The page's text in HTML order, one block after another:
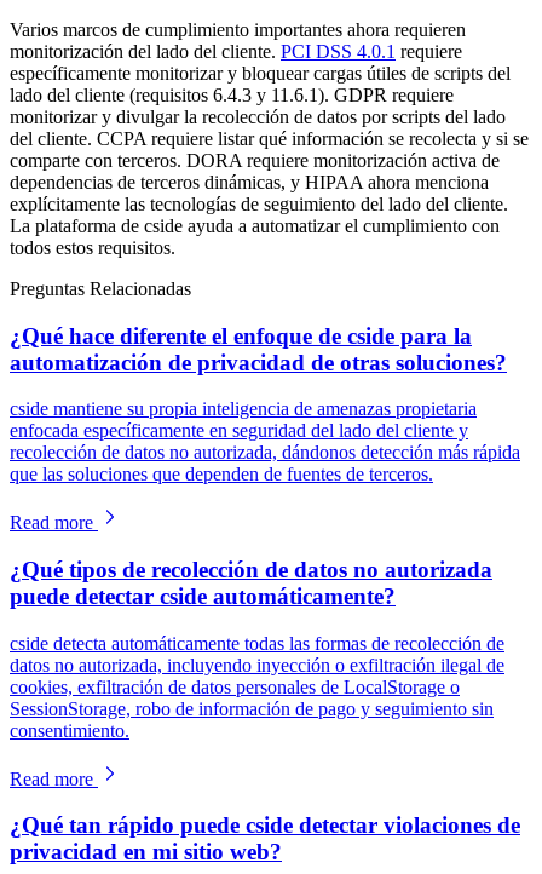
Varios marcos de cumplimiento importantes ahora requieren
monitorización del lado del cliente. PCI DSS 4.0.1 requiere
específicamente monitorizar y bloquear cargas útiles de scripts del
lado del cliente (requisitos 6.4.3 y 11.6.1). GDPR requiere
monitorizar y divulgar la recolección de datos por scripts del lado
del cliente. CCPA requiere listar qué información se recolecta y si se
comparte con terceros. DORA requiere monitorización activa de
dependencias de terceros dinámicas, y HIPAA ahora menciona
explícitamente las tecnologías de seguimiento del lado del cliente.
La plataforma de cside ayuda a automatizar el cumplimiento con
todos estos requisitos.
Preguntas Relacionadas
¿Qué hace diferente el enfoque de cside para la
automatización de privacidad de otras soluciones?
cside mantiene su propia inteligencia de amenazas propietaria
enfocada específicamente en seguridad del lado del cliente y
recolección de datos no autorizada, dándonos detección más rápida
que las soluciones que dependen de fuentes de terceros.
Read more
¿Qué tipos de recolección de datos no autorizada
puede detectar cside automáticamente?
cside detecta automáticamente todas las formas de recolección de
datos no autorizada, incluyendo inyección o exfiltración ilegal de
cookies, exfiltración de datos personales de LocalStorage o
SessionStorage, robo de información de pago y seguimiento sin
consentimiento.
Read more
¿Qué tan rápido puede cside detectar violaciones de
privacidad en mi sitio web?